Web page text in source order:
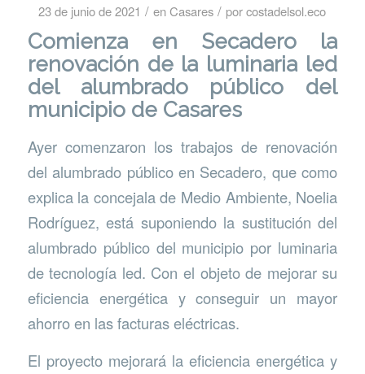
23 de junio de 2021 / enCasares / porcostadelsol.eco
Comienza en Secadero la
renovación de la luminaria led
del alumbrado público del
municipio de Casares
Ayer comenzaron los trabajos de renovación
del alumbrado público en Secadero, que como
explica la concejala de Medio Ambiente, Noelia
Rodríguez, está suponiendo la sustitución del
alumbrado público del municipio por luminaria
de tecnología led. Con el objeto de mejorar su
eficiencia energética y conseguir un mayor
ahorro en las facturas eléctricas.
El proyecto mejorará la eficiencia energética y